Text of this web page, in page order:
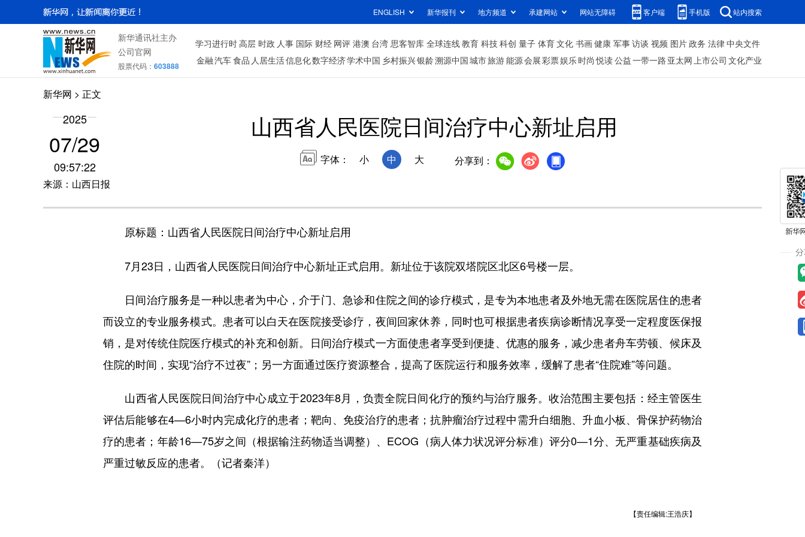
ENGLISH 新华报刊 地方频道 承建网站 网站无障碍 客户端 手机版 站内搜索
新华通讯社主办
公司官网
股票代码： 603888
学习进行时高层 时政 人事 国际 财经 网评 港澳 台湾 思客智库 全球连线教育 科技科创 量子 体育文化 书画健康 军事访谈 视频 图片政务 法律中央文件
金融汽车食品 人居生活信息化数字经济学术中国 乡村振兴银龄溯源中国城市旅游能源会展彩票娱乐时尚 悦读公益一带一路 亚太网上市公司 文化产业
新华网 > 正文
2025
07/29
09:57:22
来源：山西日报
山西省人民医院日间治疗中心新址启用
字体： 小 中 大 分享到：
原标题：山西省人民医院日间治疗中心新址启用
7月23日，山西省人民医院日间治疗中心新址正式启用。新址位于该院双塔院区北区6号楼一层。
日间治疗服务是一种以患者为中心，介于门、急诊和住院之间的诊疗模式，是专为本地患者及外地无需在医院居住的患者
而设立的专业服务模式。患者可以白天在医院接受诊疗，夜间回家休养，同时也可根据患者疾病诊断情况享受一定程度医保报
销，是对传统住院医疗模式的补充和创新。日间治疗模式一方面使患者享受到便捷、优惠的服务，减少患者舟车劳顿、候床及
住院的时间，实现“治疗不过夜”；另一方面通过医疗资源整合，提高了医院运行和服务效率，缓解了患者“住院难”等问题。
山西省人民医院日间治疗中心成立于2023年8月，负责全院日间化疗的预约与治疗服务。收治范围主要包括：经主管医生
评估后能够在4—6小时内完成化疗的患者；靶向、免疫治疗的患者；抗肿瘤治疗过程中需升白细胞、升血小板、骨保护药物治
疗的患者；年龄16—75岁之间（根据输注药物适当调整）、ECOG（病人体力状况评分标准）评分0—1分、无严重基础疾病及
严重过敏反应的患者。（记者秦洋）
【责任编辑:王浩庆】